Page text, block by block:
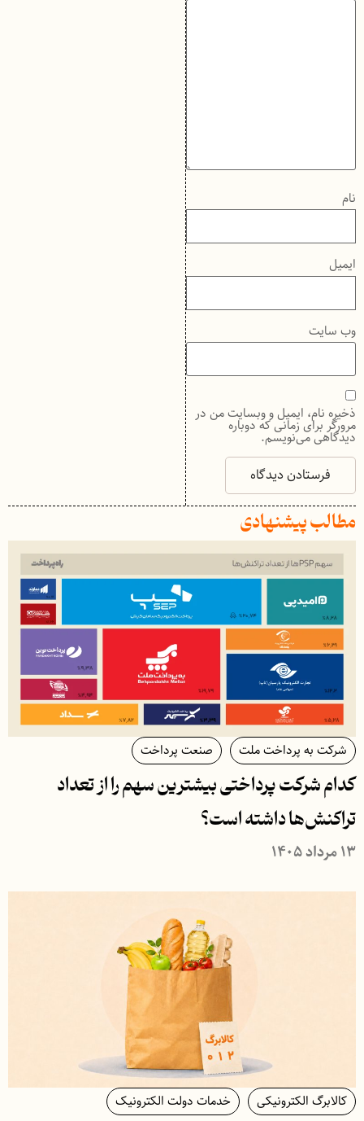
نام
ایمیل
وب‌ سایت
ذخیره نام، ایمیل و وبسایت من در
مرورگر برای زمانی که دوباره
دیدگاهی می‌نویسم.
مطالب پیشنهادی
شرکت به پرداخت ملت صنعت پرداخت
کدام شرکت پرداختی بیشترین سهم را از تعداد
تراکنش‌‌ها داشته است؟
۱۳ مرداد ۱۴۰۵
کالابرگ الکترونیکی خدمات دولت الکترونیک